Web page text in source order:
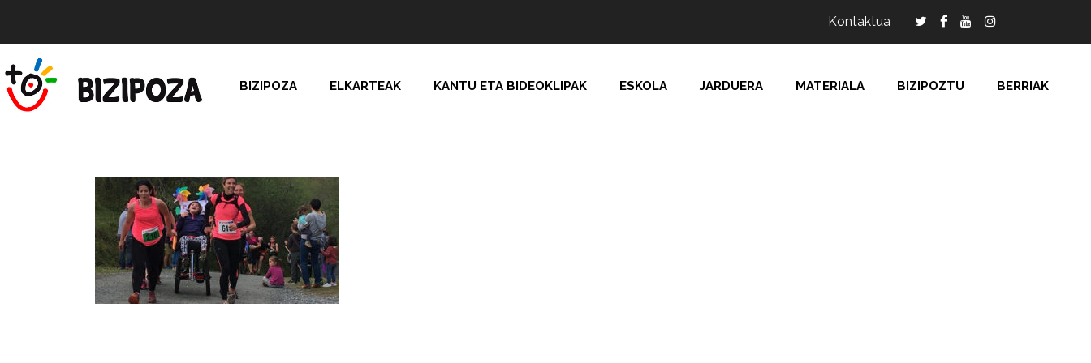
Kontaktua
BIZIPOZA ELKARTEAK KANTU ETA BIDEOKLIPAK ESKOLA JARDUERA MATERIALA BIZIPOZTU BERRIAK